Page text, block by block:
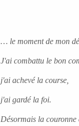
… le moment de mon
J'ai combattu le bon
j'ai achevé la course,
j'ai gardé la foi.
Désormais la couronne